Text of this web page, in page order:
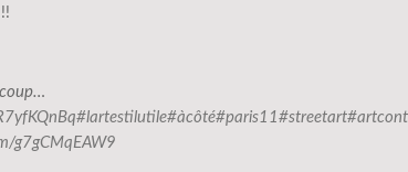
#lartestilutile#àcôté#paris11 #streetart
g7gCMqEAW9